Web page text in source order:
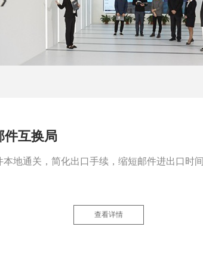
件互换局
本地通关，简化出口手续，缩短邮件进出口时间
查看详情